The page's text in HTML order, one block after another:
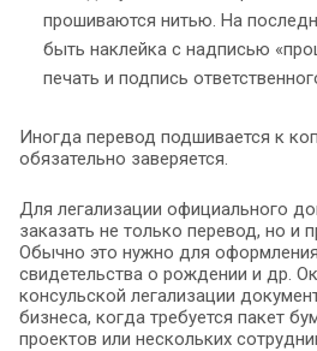
прошиваются нитью. На
быть наклейка с надписью
печать и подпись
Иногда перевод подшивается к
обязательно заверяется.
Для легализации официального
заказать не только перевод, но и
Обычно это нужно для оформления
свидетельства о рождении и др.
консульской легализации
бизнеса, когда требуется пакет
проектов или нескольких